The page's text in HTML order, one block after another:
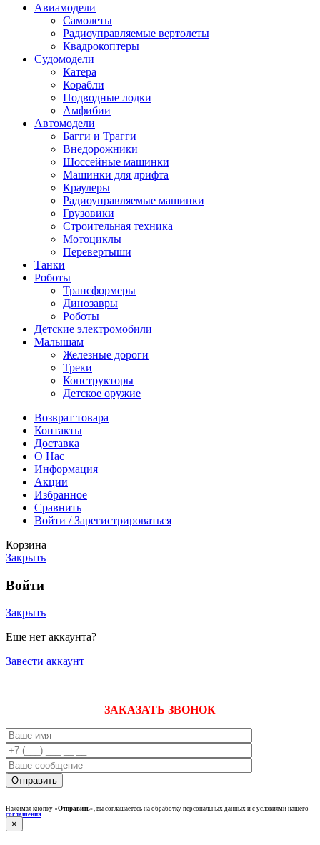
Авиамодели
Самолеты
Радиоуправляемые вертолеты
Квадрокоптеры
Судомодели
Катера
Корабли
Подводные лодки
Амфибии
Автомодели
Багги и Трагги
Внедорожники
Шоссейные машинки
Машинки для дрифта
Краулеры
Радиоуправляемые машинки
Грузовики
Строительная техника
Мотоциклы
Перевертыши
Танки
Роботы
Трансформеры
Динозавры
Роботы
Детские электромобили
Малышам
Железные дороги
Треки
Конструкторы
Детское оружие
Возврат товара
Контакты
Доставка
О Нас
Информация
Акции
Избранное
Сравнить
Войти / Зарегистрироваться
Корзина
Закрыть
Войти
Закрыть
Еще нет аккаунта?
Завести аккаунт
ЗАКАЗАТЬ ЗВОНОК
Нажимая кнопку «Отправить», вы соглашаетесь на обработку персональных данных и с условиями нашего
соглашения
×